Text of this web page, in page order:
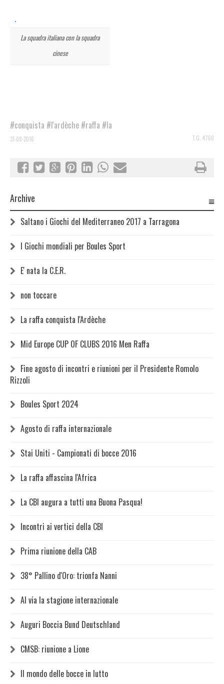
La squadra italiana con la squadra
cinese
#conquista #l'ardèche #raffa #la
T.G. 4760
31-08-2016
Archive
Saltano i Giochi del Mediterraneo 2017 a Tarragona
I Giochi mondiali per Boules Sport
E' nata la C.E.R.
non toccare
La raffa conquista l'Ardèche
Mid Europe CUP OF CLUBS 2016 Men Raffa
Fine agosto di incontri e riunioni per il Presidente Romolo
Rizzoli
Boules Sport 2024
Agosto di raffa internazionale
Stai Uniti - Campionati di bocce 2016
La raffa affascina l'Africa
La CBI augura a tutti una Buona Pasqua!
Incontri ai vertici della CBI
Prima riunione della CAB
38° Pallino d'Oro: trionfa Nanni
Al via la stagione internazionale
Auguri Boccia Bund Deutschland
CMSB: riunione a Lione
Il mondo delle bocce in lutto